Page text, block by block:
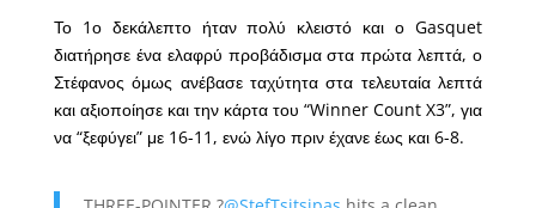
Το 1ο δεκάλεπτο ήταν πολύ κλειστό και ο Gasquet
διατήρησε ένα ελαφρύ προβάδισμα στα πρώτα λεπτά, ο
Στέφανος όμως ανέβασε ταχύτητα στα τελευταία λεπτά
και αξιοποίησε και την κάρτα του “Winner Count X3”, για
να “ξεφύγει” με 16-11, ενώ λίγο πριν έχανε έως και 6-8.